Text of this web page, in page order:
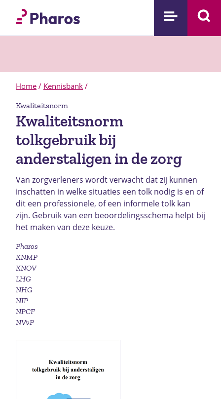
Home / Kennisbank /
Kwaliteitsnorm
Kwaliteitsnorm
tolkgebruik bij
anderstaligen in de zorg
Van zorgverleners wordt verwacht dat zij kunnen
inschatten in welke situaties een tolk nodig is en of
dit een professionele, of een informele tolk kan
zijn. Gebruik van een beoordelingsschema helpt bij
het maken van deze keuze.
Pharos
KNMP
KNOV
LHG
NHG
NIP
NPCF
NVvP